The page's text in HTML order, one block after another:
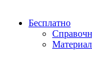
Бесплатно